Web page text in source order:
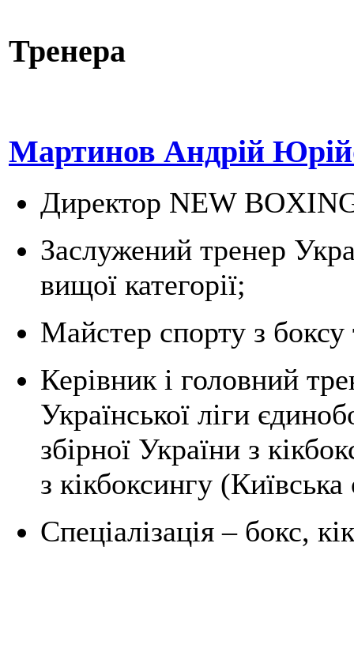
Тренера
Мартинов Андрій
Директор NEW
Заслужений тренер
вищої категорії;
Майстер спорту з боксу
Керівник і головний
Української ліги
збірної України з
з кікбоксингу
Спеціалізація – бокс,